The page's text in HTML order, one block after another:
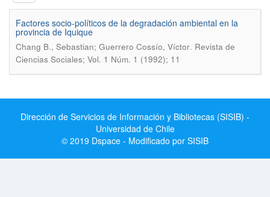
Factores socio-políticos de la degradación ambiental en la
provincia de Iquique
Chang B., Sebastian; Guerrero Cossío, Víctor. Revista de
Ciencias Sociales; Vol. 1 Núm. 1 (1992); 11
Dirección de Servicios de Información y Bibliotecas (SISIB) -
Universidad de Chile
© 2019 Dspace - Modificado por SISIB